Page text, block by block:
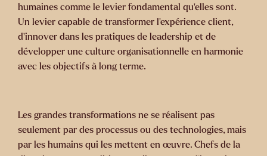
humaines comme le levier fondamental qu’elles sont.
Un levier capable de transformer l’expérience client,
d’innover dans les pratiques de leadership et de
développer une culture organisationnelle en harmonie
avec les objectifs à long terme.
Les grandes transformations ne se réalisent pas
seulement par des processus ou des technologies, mais
par les humains qui les mettent en œuvre. Chefs de la